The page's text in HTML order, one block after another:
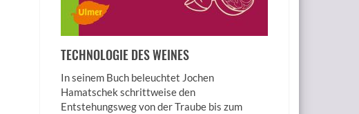
TECHNOLOGIE DES WEINES
In seinem Buch beleuchtet Jochen
Hamatschek schrittweise den
Entstehungsweg von der Traube bis zum